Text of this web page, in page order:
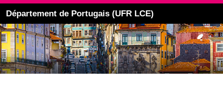
Département de Portugais (UFR LCE)